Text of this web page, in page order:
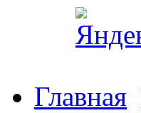
Главная